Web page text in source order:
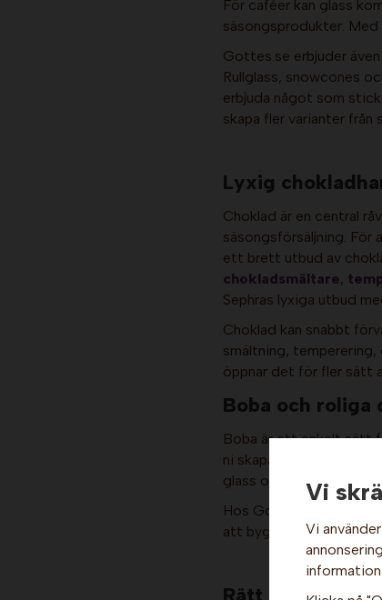
För caféer kan glass
säsongsprodukter.
Gottes.se erbjuder
Rullglass, snowcones
erbjuda något som
skapa fler varianter från
Lyxig
Choklad är en central
säsongsförsäljning.
ett brett utbud av
chokladsmältare,
Sephras lyxiga utbud
Choklad kan snabbt
smältning,
öppnar det för fler sätt
Boba och roliga
Boba är ett enkelt sätt
ni skapa bubble tea,
glass och desserter.
Hos Gottes.se finns
att bygga om hela
Vi
Vi
information